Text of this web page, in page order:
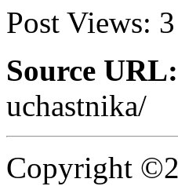
Post Views:
Source URL:
uchastnika/
Copyright